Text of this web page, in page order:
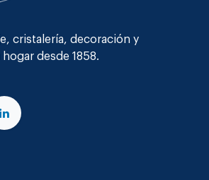
cristalería, decoración y
desde 1858.